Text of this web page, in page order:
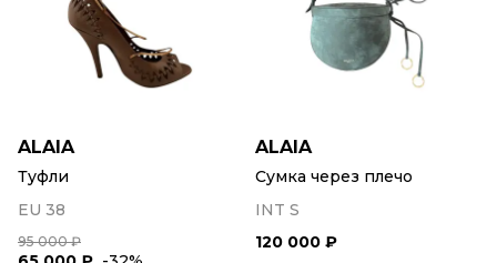
ALAIA
Туфли
EU 38
95 000 ₽
ALAIA
Сумка через плечо
INT S
120 000 ₽